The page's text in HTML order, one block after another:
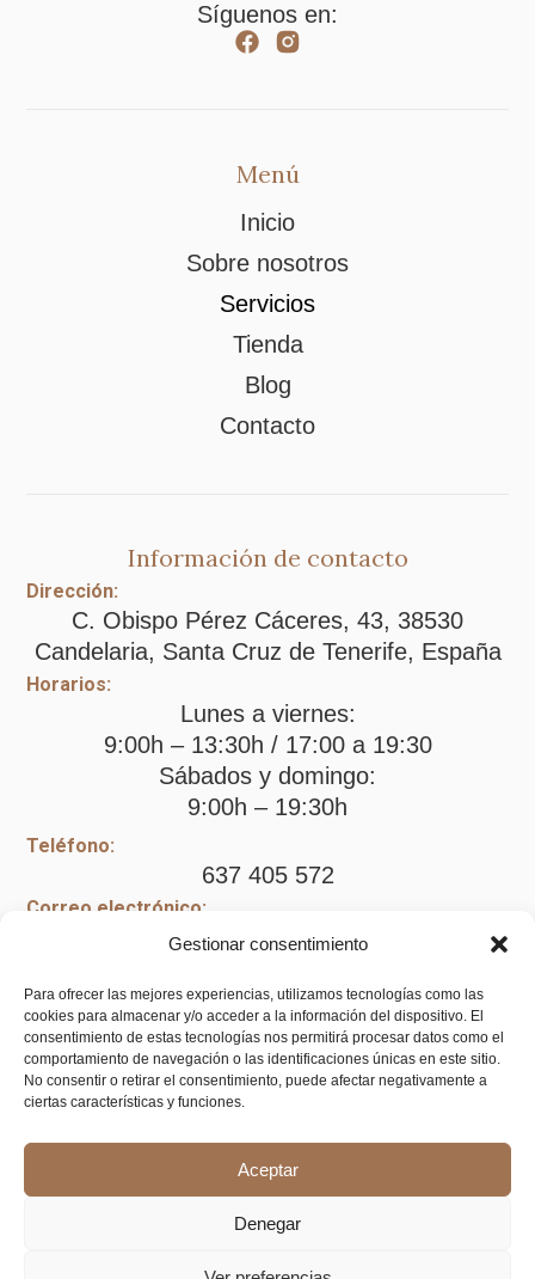
Gestionar consentimiento
Para ofrecer las mejores experiencias, utilizamos tecnologías como las
cookies para almacenar y/o acceder a la información del dispositivo. El
consentimiento de estas tecnologías nos permitirá procesar datos como el
comportamiento de navegación o las identificaciones únicas en este sitio.
No consentir o retirar el consentimiento, puede afectar negativamente a
ciertas características y funciones.
Aceptar
Denegar
Síguenos en:
Menú
Inicio
Sobre nosotros
Servicios
Tienda
Blog
Contacto
Información de contacto
Dirección:
C. Obispo Pérez Cáceres, 43, 38530
Candelaria, Santa Cruz de Tenerife, España
Horarios:
Lunes a viernes:
9:00h – 13:30h / 17:00 a 19:30
Sábados y domingo:
9:00h – 19:30h
Teléfono:
637 405 572
Correo electrónico:
kandasfloralhome@gmail.com
Legal
Política de privacidad
Política de cookies (UE)